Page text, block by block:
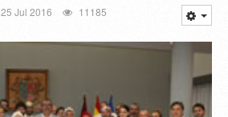
25 Jul 2016 11185